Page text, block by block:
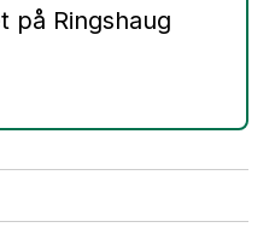
på Ringshaug